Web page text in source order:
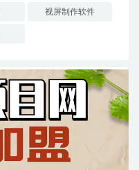
视屏制作软件